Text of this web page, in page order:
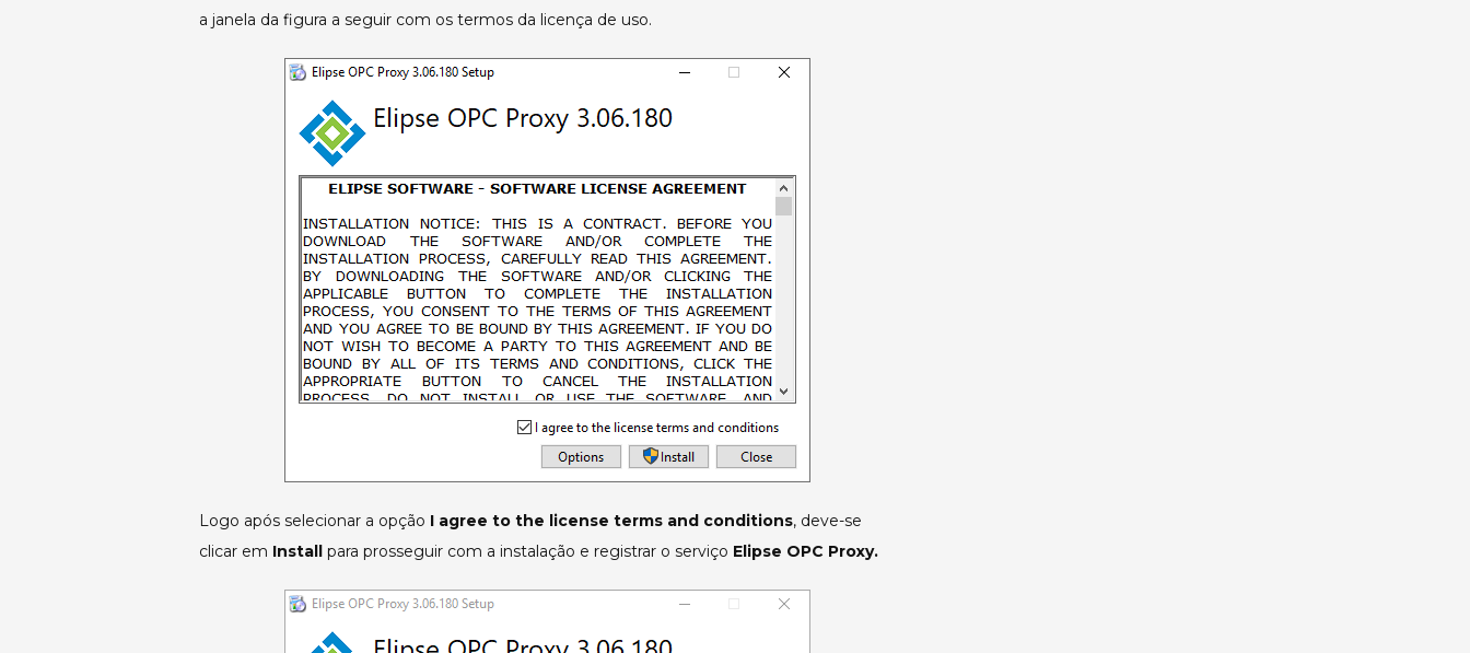
a janela da figura a seguir com os termos da licença de uso.
Logo após selecionar a opção I agree to the license terms and conditions, deve-se
clicar em Install para prosseguir com a instalação e registrar o serviço Elipse OPC Proxy.